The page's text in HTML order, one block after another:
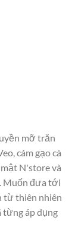
mỡ trăn
cám gạo cà
N'store và
Muốn đưa tới
từ thiên nhiên
từng áp dụng